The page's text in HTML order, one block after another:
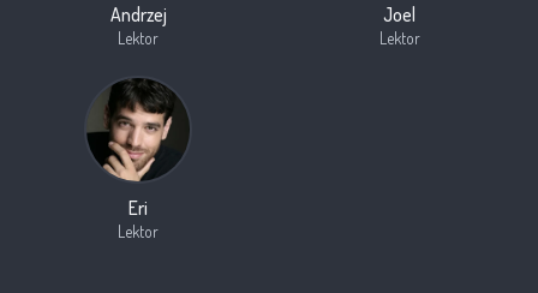
Andrzej
Lektor
Joel
Lektor
Eri
Lektor